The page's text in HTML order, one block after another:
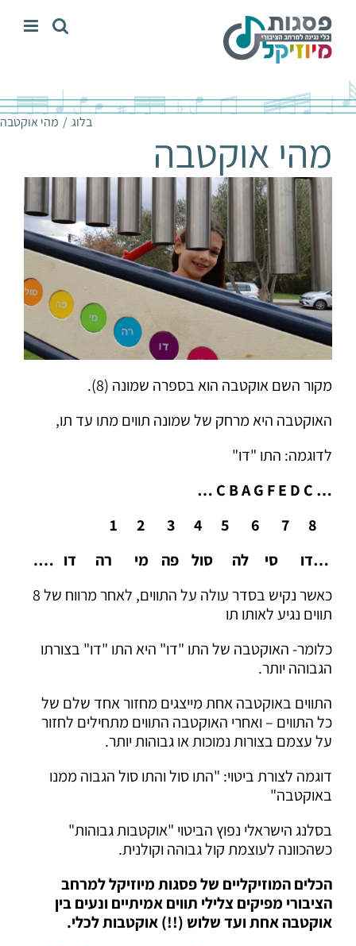
לתוכן
בלוג מהי אוקטבה
מהי אוקטבה
מקור השם אוקטבה הוא בספרה שמונה (8).
האוקטבה היא מרחק של שמונה תווים מתו עד תו,
לדוגמה: התו "דו"
…
C BAG FE D C
…
…דו סי לה סול פה מי רה דו ….
כאשר נקיש בסדר עולה על התווים, לאחר מרווח של 8
תווים נגיע לאותו תו
כלומר- האוקטבה של התו "דו" היא התו "דו" בצורתו
הגבוהה יותר.
התווים באוקטבה אחת מייצגים מחזור אחד שלם של
כל התווים – ואחרי האוקטבה התווים מתחילים לחזור
על עצמם בצורות נמוכות או גבוהות יותר.
דוגמה לצורת ביטוי: "התו סול והתו סול הגבוה ממנו
באוקטבה"
בסלנג הישראלי נפוץ הביטוי "אוקטבות גבוהות"
כשהכוונה לעוצמת קול גבוהה וקולנית.
הכלים המוזיקליים של פסגות מיוזיקל למרחב
הציבורי מפיקים צלילי תווים אמיתיים ונעים בין
אוקטבה אחת ועד שלוש (!!) אוקטבות לכלי.